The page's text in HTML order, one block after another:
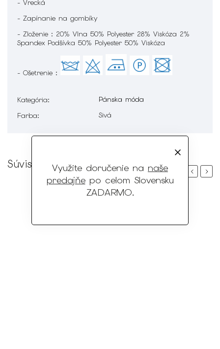
Využite doručenie na naše
predajňepo celom Slovensku
ZADARMO.
- Vrecká
- Zapínanie na gombíky
- Zloženie : 20% Vlna 50% Polyester 28% Viskóza 2%
Spandex Podšívka 50% Polyester 50% Viskóza
- Ošetrenie :
Kategória:
Pánska móda
Farba: Sivá
Súvisiaci tovar
PreviousNext